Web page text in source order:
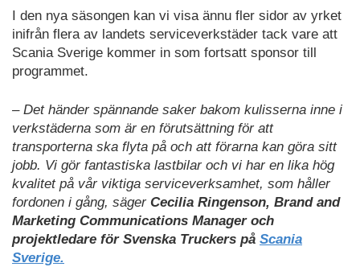
I den nya säsongen kan vi visa ännu fler sidor av yrket
inifrån flera av landets serviceverkstäder tack vare att
Scania Sverige kommer in som fortsatt sponsor till
programmet.
– Det händer spännande saker bakom kulisserna inne i
verkstäderna som är en förutsättning för att
transporterna ska flyta på och att förarna kan göra sitt
jobb. Vi gör fantastiska lastbilar och vi har en lika hög
kvalitet på vår viktiga serviceverksamhet, som håller
fordonen i gång, säger Cecilia Ringenson, Brand and
Marketing Communications Manager och
projektledare för Svenska Truckers på Scania
Sverige.